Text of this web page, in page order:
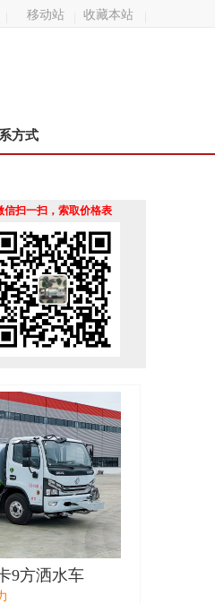
移动站 收藏本站
方式
信扫一扫，索取价格表
9方洒水车